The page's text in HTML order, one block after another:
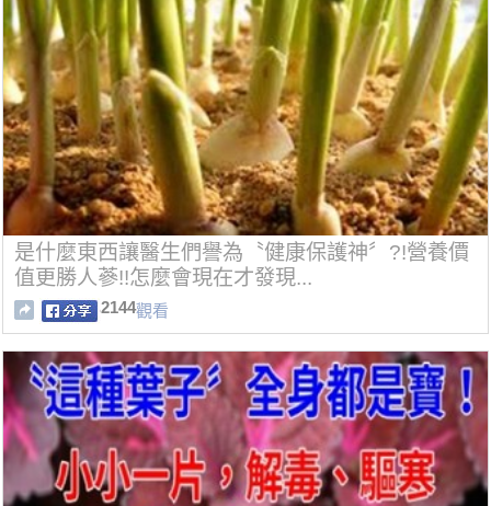
是什麼東西讓醫生們譽為〝健康保護神〞?!營養價
值更勝人蔘!!怎麼會現在才發現...
2144觀看